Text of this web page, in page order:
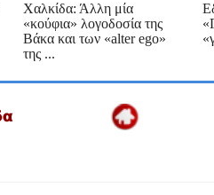
Χαλκίδα: Άλλη μία
«κούφια» λογοδοσία της
Βάκα και των «alter ego»
της ...